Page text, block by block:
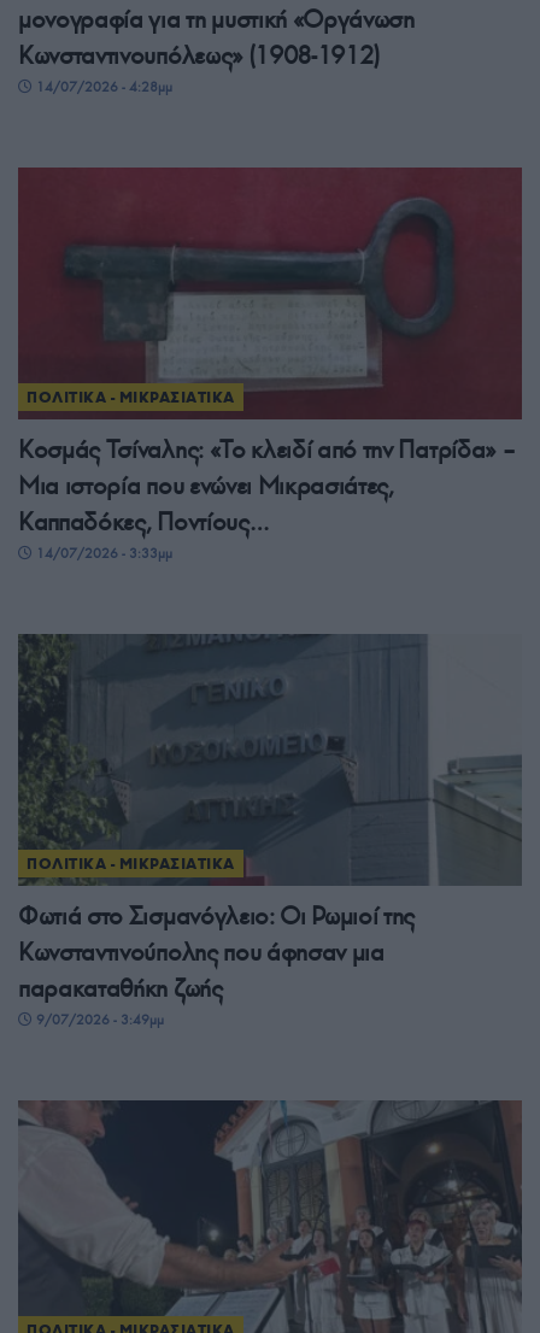
μονογραφία για τη μυστική «Οργάνωση
Κωνσταντινουπόλεως» (1908-1912)
14/07/2026 - 4:28μμ
ΠΟΛΙΤΙΚΑ - ΜΙΚΡΑΣΙΑΤΙΚΑ
Κοσμάς Τσίναλης: «Το κλειδί από την Πατρίδα» –
Μια ιστορία που ενώνει Μικρασιάτες,
Καππαδόκες, Ποντίους…
14/07/2026 - 3:33μμ
ΠΟΛΙΤΙΚΑ - ΜΙΚΡΑΣΙΑΤΙΚΑ
Φωτιά στο Σισμανόγλειο: Οι Ρωμιοί της
Κωνσταντινούπολης που άφησαν μια
παρακαταθήκη ζωής
9/07/2026 - 3:49μμ